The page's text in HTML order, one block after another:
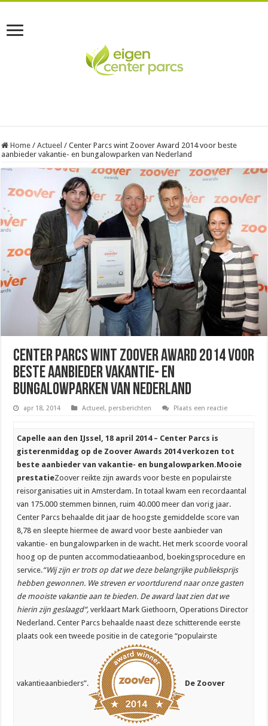
Home / Actueel / Center Parcs wint Zoover Award 2014 voor beste
aanbieder vakantie- en bungalowparken van Nederland
Center Parcs wint Zoover Award 2014 voor
beste aanbieder vakantie- en
bungalowparken van Nederland
apr 18, 2014 Actueel, persberichten Plaats een reactie
Capelle aan den IJssel, 18 april 2014 – Center Parcs is
gisterenmiddag op de Zoover Awards 2014 verkozen tot
beste aanbieder van vakantie- en bungalowparken.Mooie
prestatieZoover reikte zijn awards voor beste en populairste
reisorganisaties uit in Amsterdam. In totaal kwam een recordaantal
van 175.000 stemmen binnen, ruim 40.000 meer dan vorig jaar.
Center Parcs behaalde dit jaar de hoogste gemiddelde score van
8,78 en sleepte hiermee de award voor beste aanbieder van
vakantie- en bungalowparken in de wacht. Het merk scoorde vooral
hoog op de punten accommodatieaanbod, boekingsprocedure en
service.“Wij zijn er trots op dat we deze belangrijke publieksprijs
hebben gewonnen. We streven er voortdurend naar onze gasten
de mooiste vakantie aan te bieden. De award laat zien dat we
hierin zijn geslaagd“,verklaart Mark Giethoorn, Operations Director
Nederland. Center Parcs behaalde naast deze schitterende eerste
plaats ook een tweede positie in de categorie “populairste
vakantieaanbieders”. De Zoover